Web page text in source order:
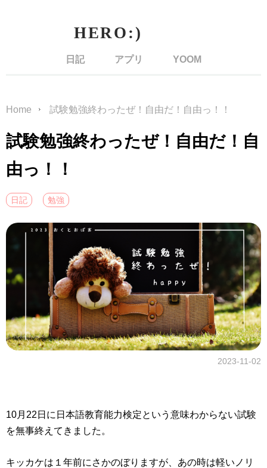
日記 アプリ YOOM
Home 試験勉強終わったぜ！自由だ！自由っ！！
試験勉強終わったぜ！自由だ！自
由っ！！
日記 勉強
2023-11-02
10月22日に日本語教育能力検定という意味わからない試験
を無事終えてきました。
キッカケは１年前にさかのぼりますが、あの時は軽いノリ